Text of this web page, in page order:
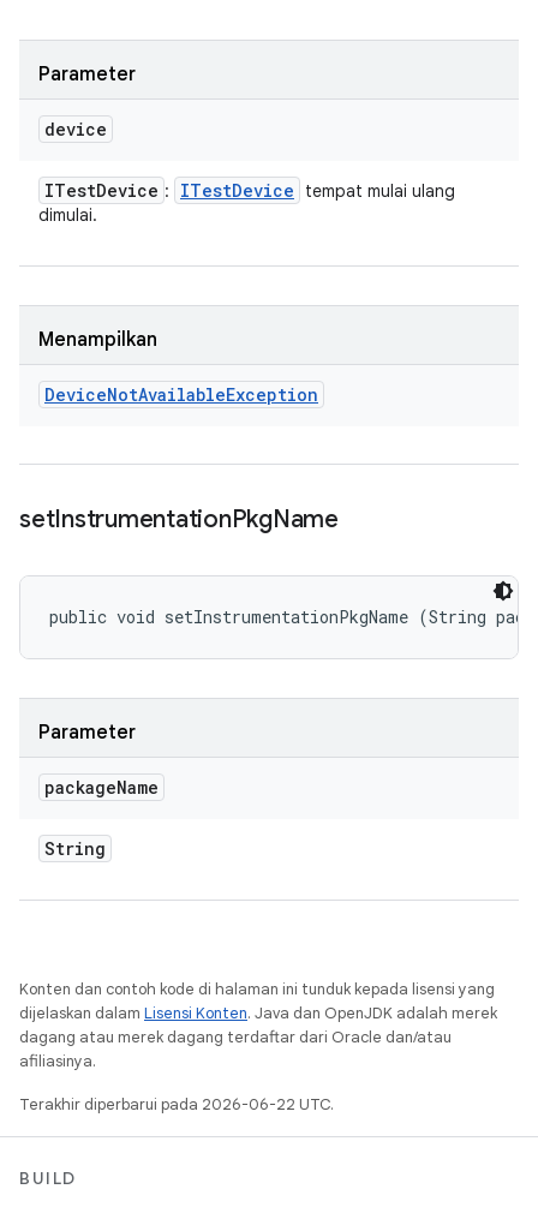
Parameter
device
ITestDevice : ITestDevice
tempat mulai ulang
dimulai.
Menampilkan
DeviceNotAvailableException
setInstrumentationPkgName
public void setInstrumentationPkgName (String
Parameter
packageName
String
Konten dan contoh kode di halaman ini tunduk kepada lisensi yang
dijelaskan dalam Lisensi Konten. Java dan OpenJDK adalah merek
dagang atau merek dagang terdaftar dari Oracle dan/atau
afiliasinya.
Terakhir diperbarui pada 2026-06-22 UTC.
BUILD